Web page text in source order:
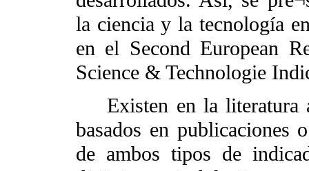
la ciencia y la tecnología
en el Second European
Science & Technologie
Existen en la literatura
basados en publicaciones
de ambos tipos de